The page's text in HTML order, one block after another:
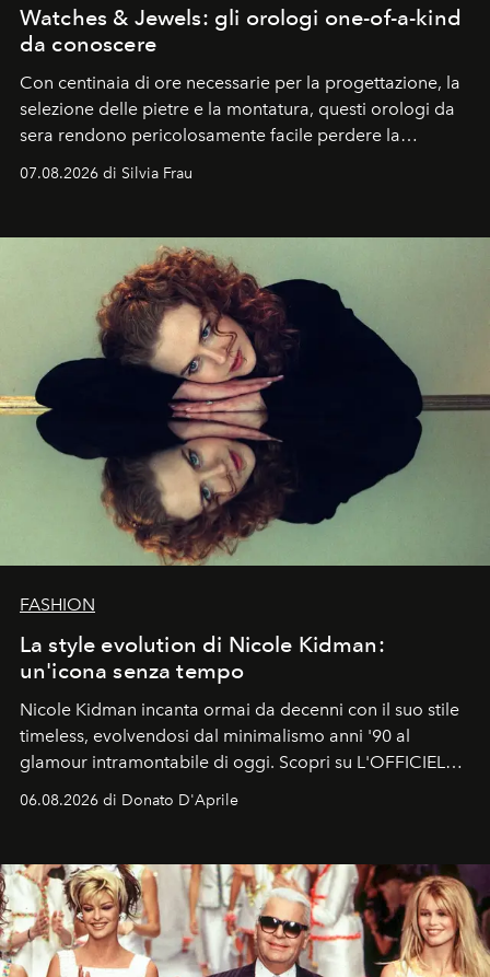
Watches & Jewels: gli orologi one-of-a-kind
da conoscere
Con centinaia di ore necessarie per la progettazione, la
selezione delle pietre e la montatura, questi orologi da
sera rendono pericolosamente facile perdere la
cognizione del tempo. Ma con quadranti così
07.08.2026 di Silvia Frau
FASHION
La style evolution di Nicole Kidman:
un'icona senza tempo
Nicole Kidman incanta ormai da decenni con il suo stile
timeless, evolvendosi dal minimalismo anni '90 al
glamour intramontabile di oggi. Scopri su L'OFFICIEL
Italia la sua style evolution.
06.08.2026 di Donato D'Aprile